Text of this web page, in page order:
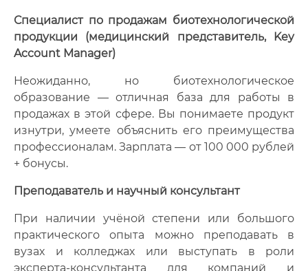
Специалист по продажам биотехнологической
продукции (медицинский представитель, Key
Account Manager)
Неожиданно, но биотехнологическое
образование — отличная база для работы в
продажах в этой сфере. Вы понимаете продукт
изнутри, умеете объяснить его преимущества
профессионалам. Зарплата — от 100 000 рублей
+ бонусы.
Преподаватель и научный консультант
При наличии учёной степени или большого
практического опыта можно преподавать в
вузах и колледжах или выступать в роли
эксперта-консультанта для компаний и